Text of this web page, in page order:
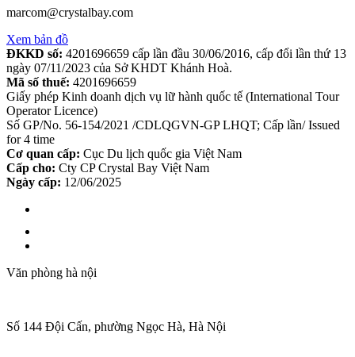
marcom@crystalbay.com
Xem bản đồ
ĐKKD số: 4201696659 cấp lần đầu 30/06/2016, cấp đổi lần thứ 13
ngày 07/11/2023 của Sở KHDT Khánh Hoà.
Mã số thuế: 4201696659
Giấy phép Kinh doanh dịch vụ lữ hành quốc tế (International Tour
Operator Licence)
Số GP/No. 56-154/2021 /CDLQGVN-GP LHQT; Cấp lần/ Issued
for 4 time
Cơ quan cấp: Cục Du lịch quốc gia Việt Nam
Cấp cho: Cty CP Crystal Bay Việt Nam
Ngày cấp: 12/06/2025
Văn phòng hà nội
Số 144 Đội Cấn, phường Ngọc Hà, Hà Nội